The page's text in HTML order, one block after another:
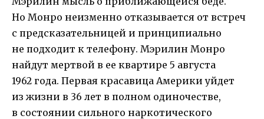
Но Монро неизменно отказывается от встреч
с предсказательницей и принципиально
не подходит к телефону. Мэрилин Монро
найдут мертвой в ее квартире 5 августа
1962 года. Первая красавица Америки уйдет
из жизни в 36 лет в полном одиночестве,
в состоянии сильного наркотического